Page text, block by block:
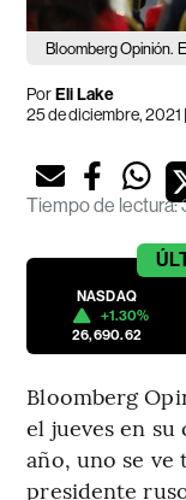
Bloomberg Opinión.
PorEli Lake
25 de diciembre, 2021
Tiempo de lectura:
NASDAQ
+1.30%
26,690.62
Bloomberg
el jueves en
año, uno se ve
presidente